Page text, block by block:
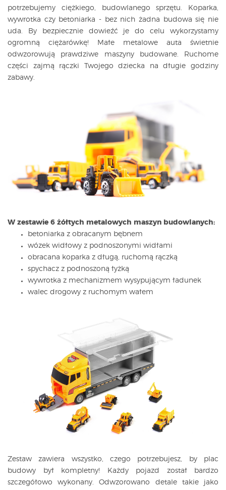
potrzebujemy ciężkiego, budowlanego sprzętu. Koparka,
wywrotka czy betoniarka - bez nich żadna budowa się nie
uda. By bezpiecznie dowieźć je do celu wykorzystamy
ogromną ciężarówkę! Małe metalowe auta świetnie
odwzorowują prawdziwe maszyny budowane. Ruchome
części zajmą rączki Twojego dziecka na długie godziny
zabawy.
W zestawie 6 żółtych metalowych maszyn budowlanych:
betoniarka z obracanym bębnem
wózek widłowy z podnoszonymi widłami
obracana koparka z długą, ruchomą rączką
spychacz z podnoszoną łyżką
wywrotka z mechanizmem wysypującym ładunek
walec drogowy z ruchomym wałem
Zestaw zawiera wszystko, czego potrzebujesz, by plac
budowy był kompletny! Każdy pojazd został bardzo
szczegółowo wykonany. Odwzorowano detale takie jako